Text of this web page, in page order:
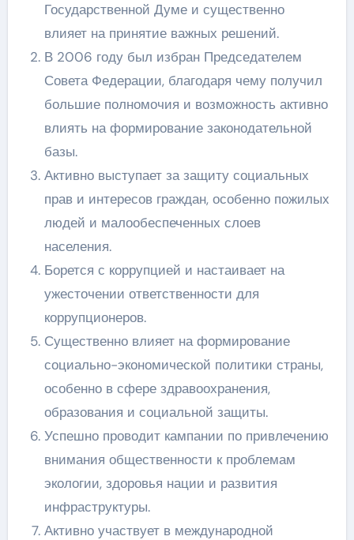
Государственной Думе и существенно
влияет на принятие важных решений.
В 2006 году был избран Председателем
Совета Федерации, благодаря чему получил
большие полномочия и возможность активно
влиять на формирование законодательной
базы.
Активно выступает за защиту социальных
прав и интересов граждан, особенно пожилых
людей и малообеспеченных слоев
населения.
Борется с коррупцией и настаивает на
ужесточении ответственности для
коррупционеров.
Существенно влияет на формирование
социально-экономической политики страны,
особенно в сфере здравоохранения,
образования и социальной защиты.
Успешно проводит кампании по привлечению
внимания общественности к проблемам
экологии, здоровья нации и развития
инфраструктуры.
Активно участвует в международной